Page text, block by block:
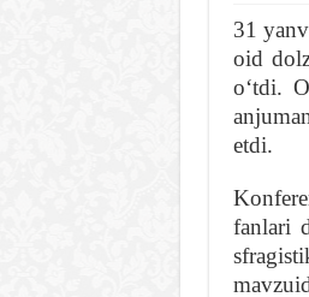
31
oid
oʻtdi.
etdi.
fanlari